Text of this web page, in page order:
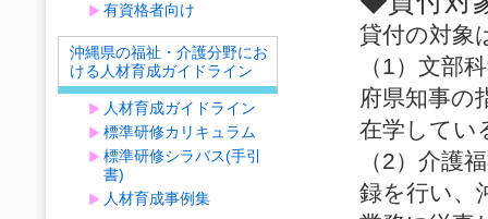
貸付の対象
（1）文部
府県知事の
在学してい
（2）介護
録を行い、
有資格者向け
沖縄県の福祉・介護分野にお
ける人材育成ガイドライン
人材育成ガイドライン
標準研修カリキュラム
標準研修シラバス(手引
書)
人材育成事例集